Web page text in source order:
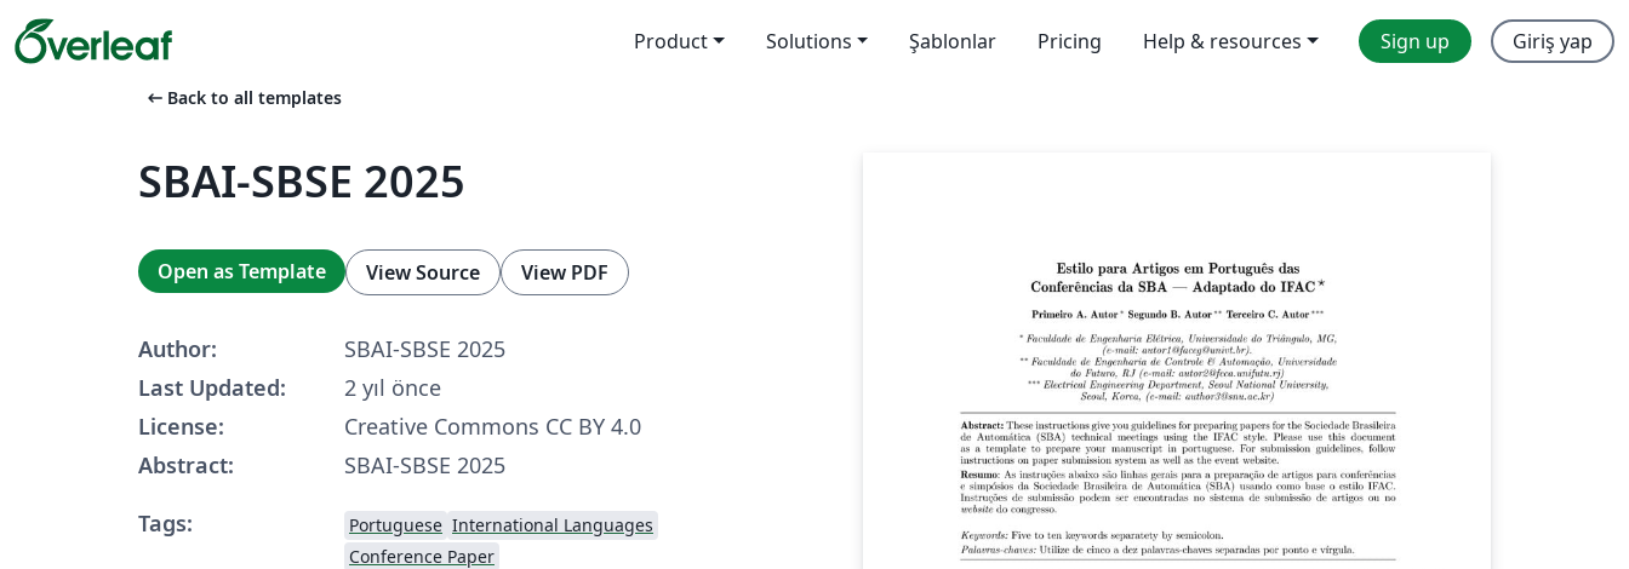
Product Solutions Şablonlar Pricing Help & resources Sign up Giriş yap
arrow_left_alt Back to all templates
SBAI-SBSE 2025
Open as Template View Source View PDF
Author:
SBAI-SBSE 2025
Last Updated:
2 yıl önce
License:
Creative Commons CC BY 4.0
Abstract:
SBAI-SBSE 2025
Tags:
Portuguese International Languages
Conference Paper